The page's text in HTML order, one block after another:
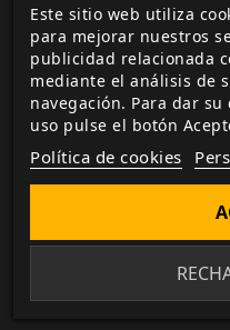
Pago seguro
a través de
crédito.
Entrega 24/48h
para envios
Biblioteca digital
actualizada con
Este sitio web utiliza
para mejorar nuestros
publicidad relacionada
mediante el análisis de
navegación. Para dar
uso pulse el botón
Política de cookies